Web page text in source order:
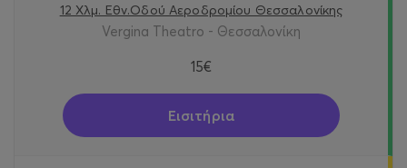
12 Χλμ. Εθν.Οδού Αεροδρομίου Θεσσαλονίκης
Vergina Theatro - Θεσσαλονίκη
15€
Εισιτήρια